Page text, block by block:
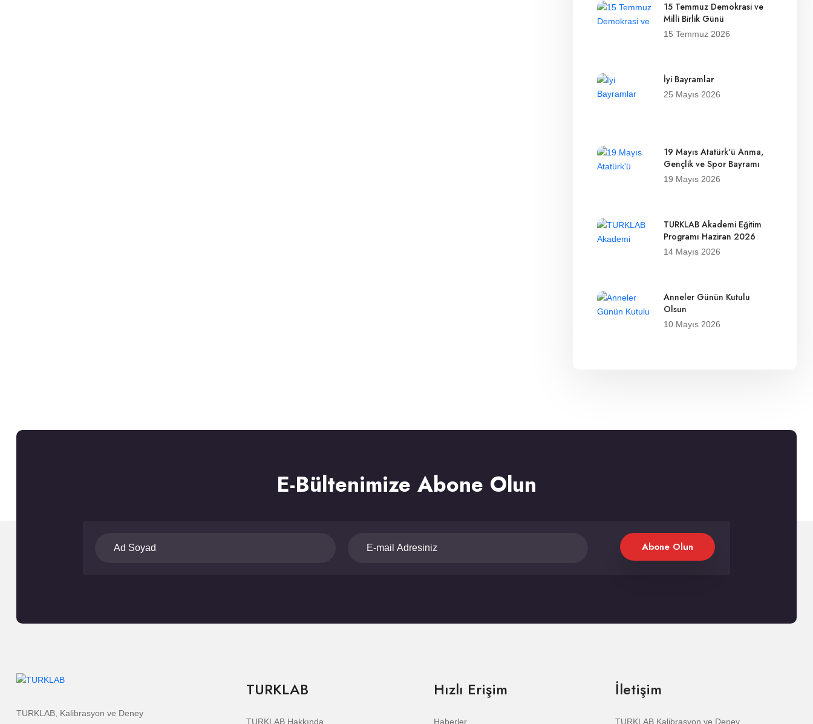
15 Temmuz Demokrasi ve
Milli Birlik Günü
15 Temmuz 2026
İyi Bayramlar
25 Mayıs 2026
19 Mayıs Atatürk'ü Anma,
Gençlik ve Spor Bayramı
19 Mayıs 2026
TURKLAB Akademi Eğitim
Programı Haziran 2026
14 Mayıs 2026
Anneler Günün Kutulu
Olsun
10 Mayıs 2026
E-Bültenimize Abone Olun
Abone Olun
TURKLAB, Kalibrasyon ve Deney
TURKLAB
TURKLAB Hakkında
Hızlı Erişim
Haberler
İletişim
TURKLAB Kalibrasyon ve Deney